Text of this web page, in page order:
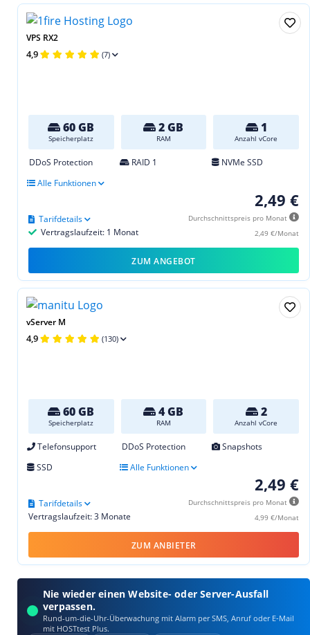
VPS RX2
4,9 (7)
60 GB
Speicherplatz
2 GB
RAM
1
Anzahl vCore
DDoS Protection RAID 1
NVMe SSD
Alle Funktionen
2,49 €
Durchschnittspreis pro Monat
2,49 €/Monat
Vertragslaufzeit: 1 Monat
Tarifdetails
ZUM ANGEBOT
vServer M
4,9 (130)
60 GB
Speicherplatz
4 GB
RAM
2
Anzahl vCore
Telefonsupport DDoS Protection
Snapshots
SSD
Alle Funktionen
2,49 €
Durchschnittspreis pro Monat
4,99 €/Monat
Vertragslaufzeit: 3 Monate
Tarifdetails
ZUM ANBIETER
Nie wieder einen Website- oder Server-Ausfall
verpassen.
Rund-um-die-Uhr-Überwachung mit Alarm per SMS, Anruf oder E‑Mail
mit HOSTtest Plus.